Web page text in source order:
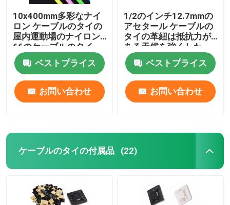
10x400mm多彩なナイ
ロン ケーブルのタイの
屋内運動場のナイロン
66のケーブルのタイ
ベストプライス
お問い合わせ
1/2のインチ12.7mmの
アセタール ケーブルの
タイの革紐は抵抗力が
ある天候を強くした
ベストプライス
お問い合わせ
ケーブルのタイの付属品 (22)